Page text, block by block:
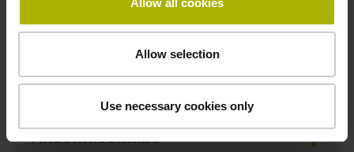
Allow selection
Use necessary cookies only
Downloads / CAD / Montage
Anschlussmaße